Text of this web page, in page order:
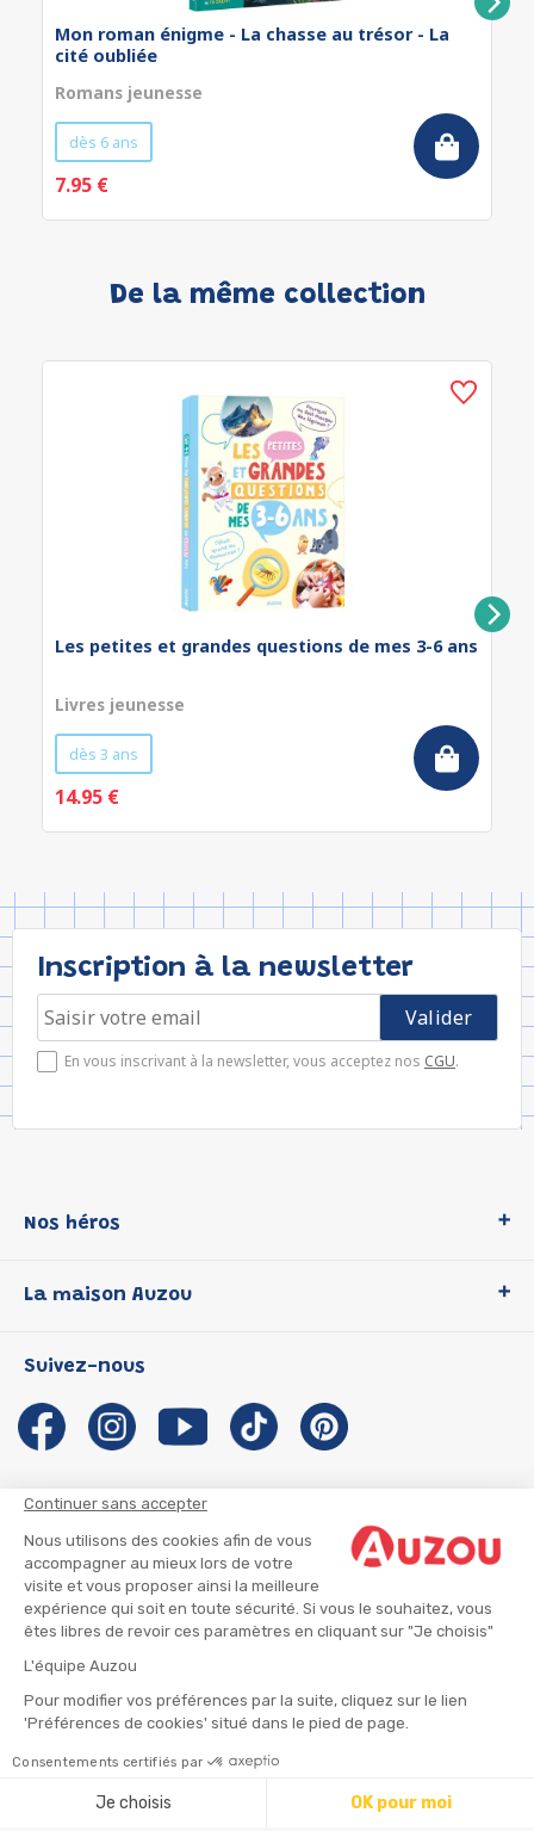
Continuer sans accepter
Nous utilisons des cookies afin de vous
accompagner au mieux lors de votre
visite et vous proposer ainsi la meilleure
expérience qui soit en toute sécurité. Si vous le souhaitez, vous
êtes libres de revoir ces paramètres en cliquant sur "Je choisis"
L'équipe Auzou
Pour modifier vos préférences par la suite, cliquez sur le lien
'Préférences de cookies' situé dans le pied de page.
Consentements certifiés par
Je choisis OK pour moi
Ajouter au panier
Mon roman énigme - La chasse au trésor - La
cité oubliée
Romans jeunesse
dès 6 ans
7.95 €
De la même collection
Les petites et grandes questions de mes 3-6 ans
Livres jeunesse
dès 3 ans
14.95 €
Inscription à la newsletter
En vous inscrivant à la newsletter, vous acceptez nos CGU.
Nos héros
P'tit Loup
Les Influenceuses
Migali
Petite Taupe
La maison Auzou
Notre histoire
Auzou s'engage
Auteurs et illustrateurs Auzou
Suivre mon colis
Infos consommateur
Suivez-nous
CGU
CGV
Mentions légales
© 2026 - AUZOU |